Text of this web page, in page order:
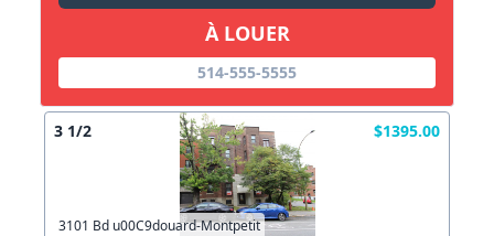
À LOUER
514-555-5555
3 1/2 $1395.00
3101 Bd u00C9douard-Montpetit
X Fermer